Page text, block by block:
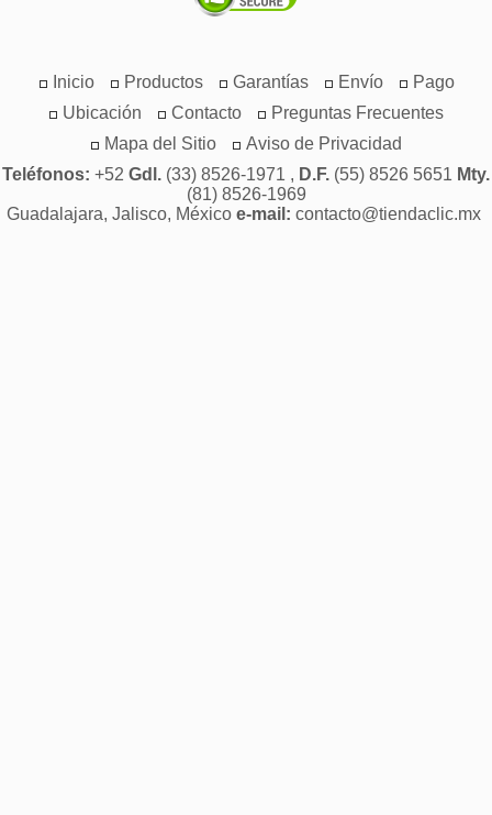
Inicio Productos Garantías Envío
Pago
Ubicación
Contacto
Preguntas Frecuentes
Mapa del Sitio
Aviso de Privacidad
Teléfonos: +52 Gdl. (33) 8526-1971 , D.F. (55) 8526 5651 Mty.
(81) 8526-1969
Guadalajara, Jalisco, México e-mail: contacto@tiendaclic.mx